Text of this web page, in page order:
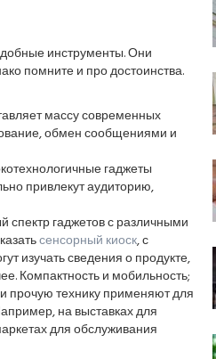
инструменты. Они
помните и про достоинства.
массу современных
обмен сообщениями и
гаджеты
привлекут аудиторию,
спектр гаджетов с различными
сенсорный киоск, с
изучать сведения о продукте,
Компактность и мобильность;
прочую технику применяют для
на выставках для
для обслуживания